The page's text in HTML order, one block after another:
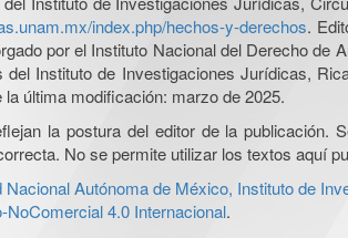
index.php/hechos-y-derechos.
por el Instituto Nacional del Derecho de
Instituto de Investigaciones Jurídicas,
última modificación: marzo de 2025.
la postura del editor de la
No se permite utilizar los textos aquí
Nacional Autónoma de México, Instituto de
4.0 Internacional.